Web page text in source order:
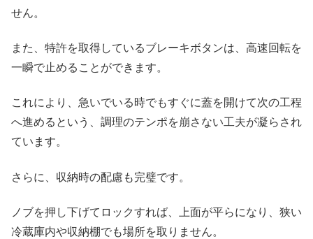
せん。
また、特許を取得しているブレーキボタンは、高速回転を
一瞬で止めることができます。
これにより、急いでいる時でもすぐに蓋を開けて次の工程
へ進めるという、調理のテンポを崩さない工夫が凝らされ
ています。
さらに、収納時の配慮も完璧です。
ノブを押し下げてロックすれば、上面が平らになり、狭い
冷蔵庫内や収納棚でも場所を取りません。